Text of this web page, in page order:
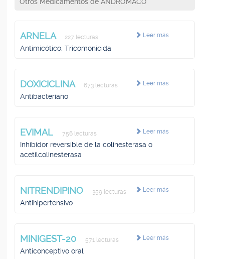
Leer más
ARNELA 227 lecturas
Antimicótico, Tricomonicida
Leer más
DOXICICLINA 673 lecturas
Antibacteriano
Leer más
EVIMAL 756 lecturas
Inhibidor reversible de la colinesterasa o
acetilcolinesterasa
Leer más
NITRENDIPINO 359 lecturas
Antihipertensivo
Leer más
MINIGEST-20 571 lecturas
Anticonceptivo oral